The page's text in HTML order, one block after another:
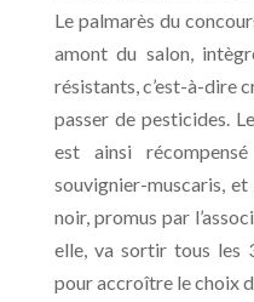
Le palmarès du
amont du salon,
résistants, c’est-à-dire
passer de pesticides.
est ainsi
souvignier-muscaris,
noir, promus par
elle, va sortir tous les
pour accroître le choix